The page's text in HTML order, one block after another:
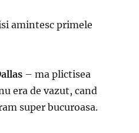
amintesc primele
– ma plictisea
era de vazut, cand
super bucuroasa.